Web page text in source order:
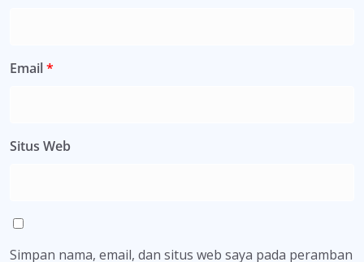
Email*
Situs Web
Simpan nama, email, dan situs web saya pada peramban